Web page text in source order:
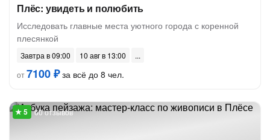
Плёс: увидеть и полюбить
Исследовать главные места уютного города с коренной
плесянкой
Завтра в 09:00
10 авг в 13:00
от7100 ₽за всё до 8 чел.
60 отзывов